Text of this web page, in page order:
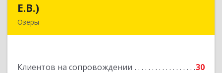
Е.В.)
Озеры
Клиентов на сопровождении 30
Подробнее